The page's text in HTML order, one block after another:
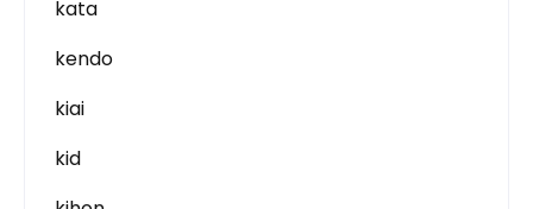
kata
kendo
kiai
kid